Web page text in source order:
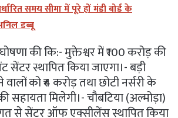
समय सीमा में पूरे हों मंडी बोर्ड के
डब्बू
की कि:- मुक्तेश्वर में ₹100 करोड़ की
सेंटर स्थापित किया जाएगा।- बड़ी
वालों को ₹4 करोड़ तथा छोटी नर्सरी के
सहायता मिलेगी।- चौबटिया (अल्मोड़ा)
से सेंटर ऑफ एक्सीलेंस स्थापित किया